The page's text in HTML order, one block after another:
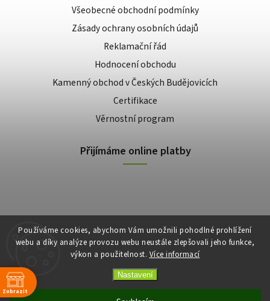
Používáme cookies, abychom Vám umožnili pohodlné prohlížení
webu a díky analýze provozu webu neustále zlepšovali jeho funkce,
výkon a použitelnost. Více informací
Nastavení
Všeobecné obchodní podmínky
Zásady ochrany osobních údajů
Reklamační řád
Hodnocení obchodu
Kamenný obchod v Českých Budějovicích
Certifikace
Věrnostní program
Přijímáme online platby
Copyright 2026E-shop Slunečnice. Všechna práva vyhrazena.
VytvořilShoptet| Design
Zobrazit